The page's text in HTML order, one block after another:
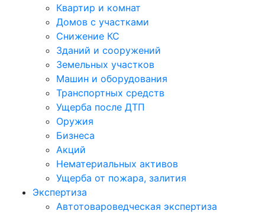
Квартир и комнат
Домов с участками
Снижение КС
Зданий и сооружений
Земельных участков
Машин и оборудования
Транспортных средств
Ущерба после ДТП
Оружия
Бизнеса
Акций
Нематериальных активов
Ущерба от пожара, залития
Экспертиза
Автотовароведческая экспертиза